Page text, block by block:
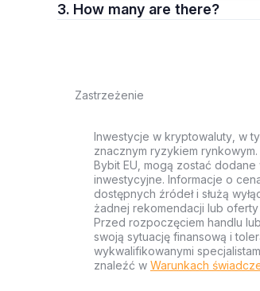
3. How many are there?
Zastrzeżenie
Inwestycje w kryptowaluty, w
znacznym ryzykiem
Bybit EU, mogą zostać
inwestycyjne. Informacje o
dostępnych źródeł i służą
żadnej rekomendacji lub
Przed rozpoczęciem handlu
swoją sytuację finansową i
wykwalifikowanymi
znaleźć w Warunkach